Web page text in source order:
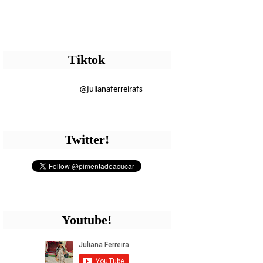
Tiktok
@julianaferreirafs
Twitter!
Youtube!